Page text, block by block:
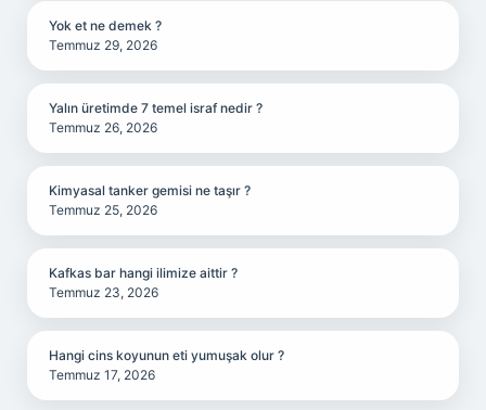
Yok et ne demek ?
Temmuz 29, 2026
Yalın üretimde 7 temel israf nedir ?
Temmuz 26, 2026
Kimyasal tanker gemisi ne taşır ?
Temmuz 25, 2026
Kafkas bar hangi ilimize aittir ?
Temmuz 23, 2026
Hangi cins koyunun eti yumuşak olur ?
Temmuz 17, 2026